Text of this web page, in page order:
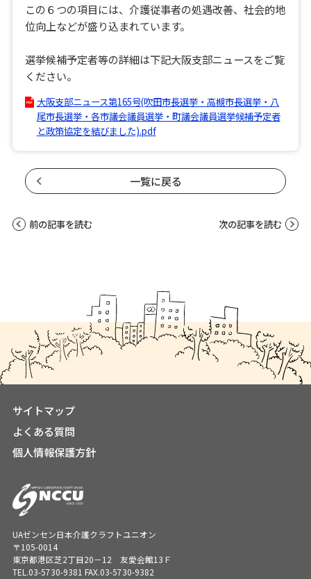
この６つの項目には、介護従事者の処遇改善、社会的地
位向上などが盛り込まれています。
選挙候補予定者等の詳細は下記大阪支部ニュースをご覧
ください。
大阪支部ニュース第165号(吹田市長選挙・高槻市長選挙・八
尾市長選挙・各市議会議員選挙・町議会議員選挙候補予定者
と政策協定を結びました).pdf
一覧に戻る
前の記事を読む 次の記事を読む
サイトマップ
よくある質問
個人情報保護方針
UAゼンセン日本介護クラフトユニオン
〒105-0014
東京都港区芝2丁目20－12 友愛会館13Ｆ
TEL.03-5730-9381 FAX.03-5730-9382